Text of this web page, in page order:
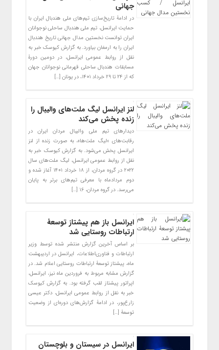
جهانی
در ادامۀ تاریخ‌سازی تیم‌های ملی هندبال ایران با
حمایت ایرانسل، تیم ملی هندبال ساحلی نوجوانان
ایران توانست نخستین مدال جهانی تاریخ هندبال
ایران را به ارمغان بیاورد. به گزارش کیوسک خبر به
نقل از روابط عمومی ایرانسل، در دومین دورۀ
مسابقات هندبال ساحلی قهرمانی نوجوانان جهان
که از ۲۴ تا ۲۹ خرداد ۱۴۰۱، در یونان […]
لنز ایرانسل لیگ ملت‌های والیبال را
زنده پخش می‌کند
دیدارهای تیم ملی والیبال مردان ایران در
رقابت‌های «لیگ ملت‌ها»، به صورت زنده از لنز
ایرانسل پخش می‌شود. به گزارش کیوسک خبر به
نقل از روابط عمومی ایرانسل، لیگ ملت‌های سال
۲۰۲۲ در گروه مردان، از ۱۸ خرداد ۱۴۰۱ آغاز شده و
دوم مردادماه با معرفی تیم‌های برتر به پایان
می‌رسد. در گروه مردان، ۱۶ […]
ایرانسل باز هم پیشتاز توسعۀ
ارتباطات روستایی شد
بر اساس آخرین گزارش منتشر شده توسط وزیر
ارتباطات و فناوری‌اطلاعات، ایرانسل در اردیبهشت
ماه، پیشتاز توسعۀ ارتباطات روستایی اعلام شد. در
گزارش مشابه مربوط به فروردین ماه نیز، ایرانسل،
اپراتور پیشتاز لقب گرفته بود. به گزارش کیوسک
خبر به نقل از روابط عمومی ایرانسل، دکتر عیسی
زارع‌پور، در ادامۀ گزارش‌های دوره‌ای از وضعیت
توسعۀ […]
ایرانسل در سیستان و بلوچستان